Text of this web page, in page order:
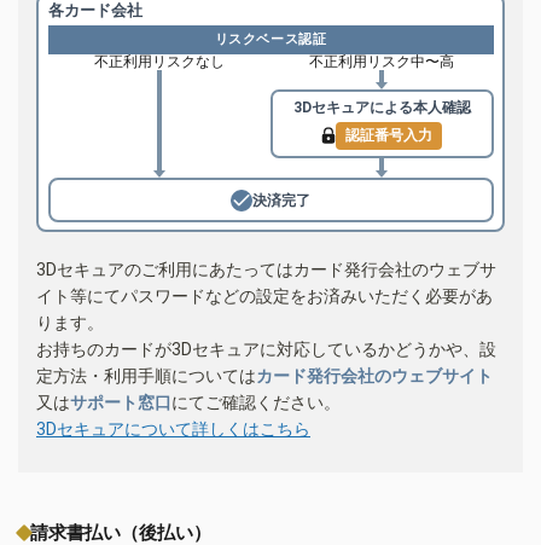
各カード会社
リスクベース認証
不正利用リスクなし 不正利用リスク中〜高
3Dセキュアによる本人確認
認証番号入力
決済完了
3Dセキュアのご利用にあたってはカード発行会社のウェブサ
イト等にてパスワードなどの設定をお済みいただく必要があ
ります。
お持ちのカードが3Dセキュアに対応しているかどうかや、設
定方法・利用手順についてはカード発行会社のウェブサイト
又はサポート窓口にてご確認ください。
3Dセキュアについて詳しくはこちら
請求書払い（後払い）